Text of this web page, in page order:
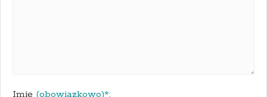
Imię (obowiązkowo)*: